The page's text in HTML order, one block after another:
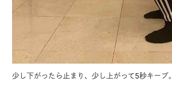
少し下がったら止まり、少し上がって5秒キープ。